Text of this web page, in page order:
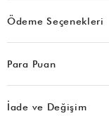
Ödeme Seçenekleri
Para Puan
İade ve Değişim